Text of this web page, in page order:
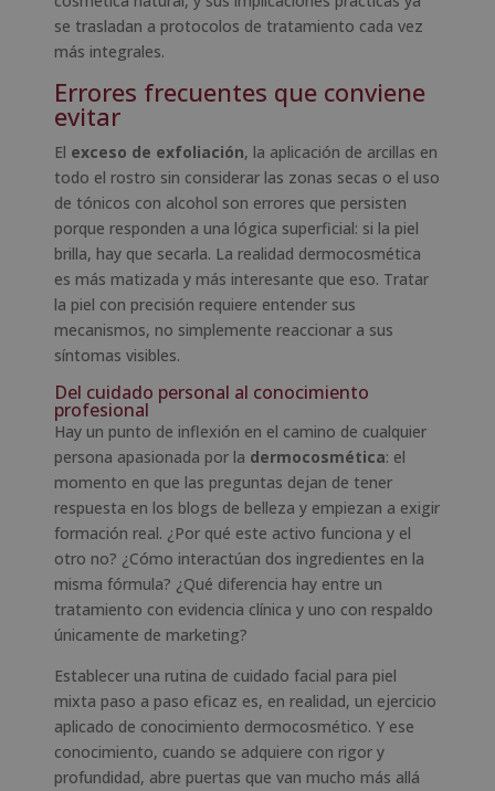
se trasladan a protocolos de tratamiento cada vez
más integrales.
Errores frecuentes que conviene
evitar
El exceso de exfoliación, la aplicación de arcillas en
todo el rostro sin considerar las zonas secas o el uso
de tónicos con alcohol son errores que persisten
porque responden a una lógica superficial: si la piel
brilla, hay que secarla. La realidad dermocosmética
es más matizada y más interesante que eso. Tratar
la piel con precisión requiere entender sus
mecanismos, no simplemente reaccionar a sus
síntomas visibles.
Del cuidado personal al conocimiento
profesional
Hay un punto de inflexión en el camino de cualquier
persona apasionada por la dermocosmética: el
momento en que las preguntas dejan de tener
respuesta en los blogs de belleza y empiezan a exigir
formación real. ¿Por qué este activo funciona y el
otro no? ¿Cómo interactúan dos ingredientes en la
misma fórmula? ¿Qué diferencia hay entre un
tratamiento con evidencia clínica y uno con respaldo
únicamente de marketing?
Establecer una rutina de cuidado facial para piel
mixta paso a paso eficaz es, en realidad, un ejercicio
aplicado de conocimiento dermocosmético. Y ese
conocimiento, cuando se adquiere con rigor y
profundidad, abre puertas que van mucho más allá